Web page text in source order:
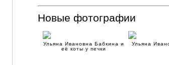
Новые фотографии
Ульяна Ивановна Бабкина и
её коты у печки
Ульяна